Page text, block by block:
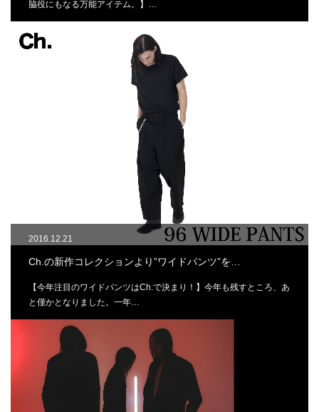
脇役にもなる万能アイテム。】…
2016.12.21
Ch.の新作コレクションより”ワイドパンツ”を…
【今年注目のワイドパンツはCh.で決まり！】今年も残すところ、あ
と僅かとなりました。一年…